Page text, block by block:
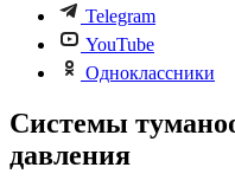
Telegram
YouTube
Одноклассники
Системы
давления